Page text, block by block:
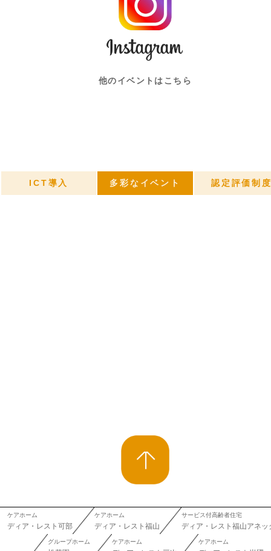
他のイベントはこちら
ICT導入 多彩なイベント 認定評価制
ケアホーム
ディア・レスト可部
ケアホーム
ディア・レスト福山
サービス付高齢者住宅
ディア・レスト福山アネッ
グループホーム ケアホーム ケアホーム